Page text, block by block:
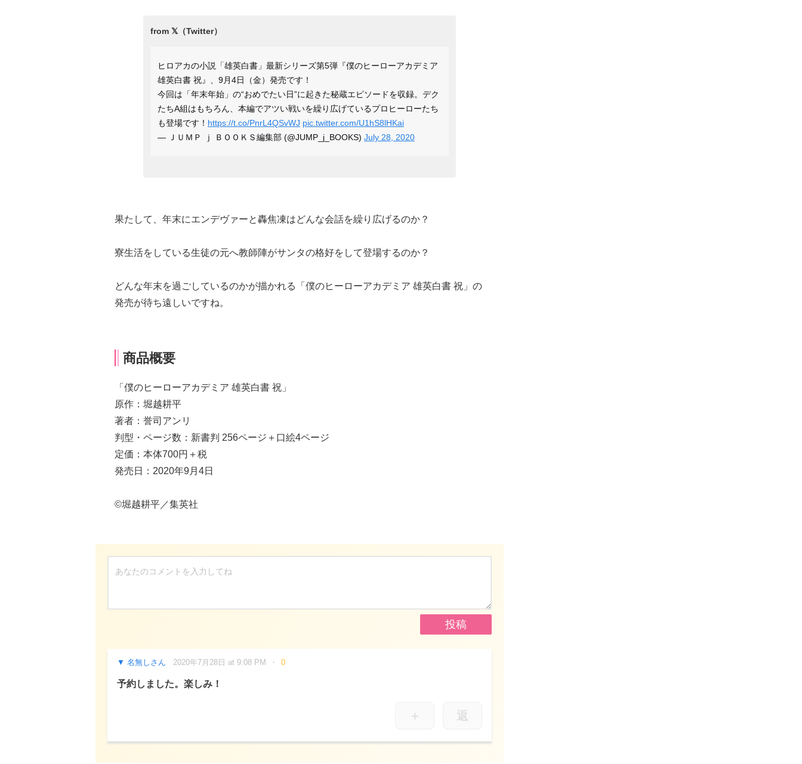
ヒロアカの小説「雄英白書」最新シリーズ第5弾『僕のヒーローアカデミア
雄英白書 祝』、9月4日（金）発売です！
今回は「年末年始」の“おめでたい日”に起きた秘蔵エピソードを収録。デク
たちA組はもちろん、本編でアツい戦いを繰り広げているプロヒーローたち
も登場です！ https://t.co/PnrL4QSvWJ pic.twitter.com/U1hS8lHKai
— ＪＵＭＰ ｊ ＢＯＯＫＳ編集部 (@JUMP_j_BOOKS) July 28, 2020
果たして、年末にエンデヴァーと轟焦凍はどんな会話を繰り広げるのか？
寮生活をしている生徒の元へ教師陣がサンタの格好をして登場するのか？
どんな年末を過ごしているのかが描かれる「僕のヒーローアカデミア 雄英白書 祝」の
発売が待ち遠しいですね。
商品概要
「僕のヒーローアカデミア 雄英白書 祝」
原作：堀越耕平
著者：誉司アンリ
判型・ページ数：新書判 256ページ＋口絵4ページ
定価：本体700円＋税
発売日：2020年9月4日
©︎堀越耕平／集英社
名無しさん 2020年7月28日 at 9:08 PM 0
予約しました。楽しみ！
＋ 返